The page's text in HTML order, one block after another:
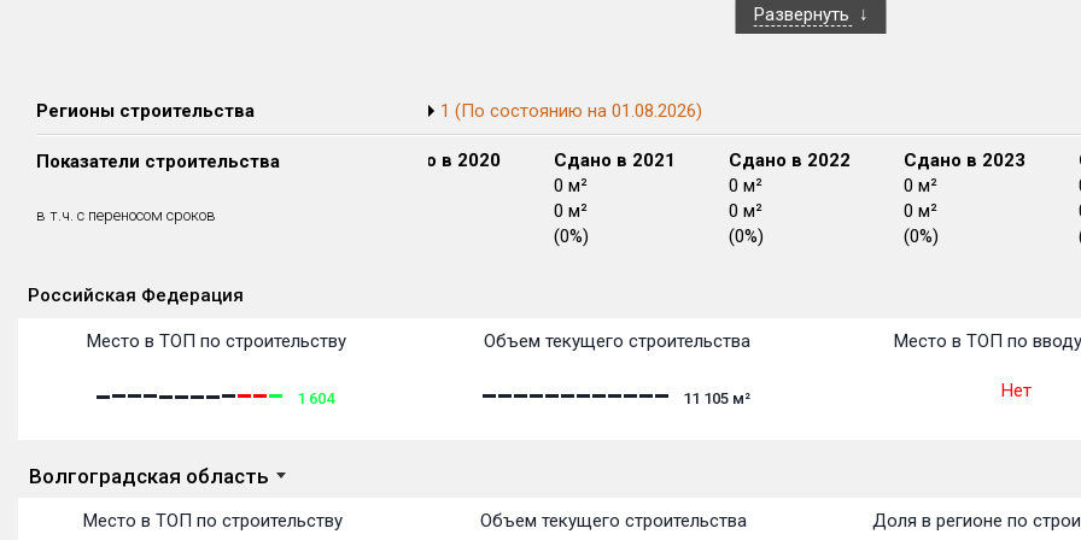
Развернуть
Регионы строительства 1 (По состоянию на 01.08.2026)
Показатели строительства
в т.ч. с переносом сроков
Сдано в 2018
0 м²
Сдано в 2019
0 м²
Сдано в 2020
Сдано в 2021
0 м²
0 м²
(0%)
Сдано в 2022
0 м²
0 м²
(0%)
Сдано в 2023
0 м²
0 м²
(0%)
Российская Федерация
Место в ТОП по строительству
1 604
Объем текущего строительства
11 105 м²
Место в ТОП по
Нет
Волгоградская область
Место в ТОП по строительству Объем текущего строительства Доля в регионе по